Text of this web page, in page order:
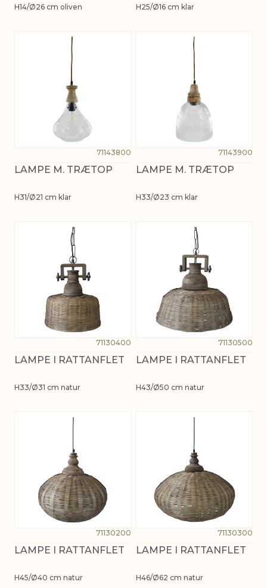
H14/Ø26 cm oliven H25/Ø16 cm klar
71143800
LAMPE M. TRÆTOP
H31/Ø21 cm klar
71143900
LAMPE M. TRÆTOP
H33/Ø23 cm klar
71130400
LAMPE I RATTANFLET
H33/Ø31 cm natur
71130500
LAMPE I RATTANFLET
H43/Ø50 cm natur
71130200
LAMPE I RATTANFLET
H45/Ø40 cm natur
71130300
LAMPE I RATTANFLET
H46/Ø62 cm natur